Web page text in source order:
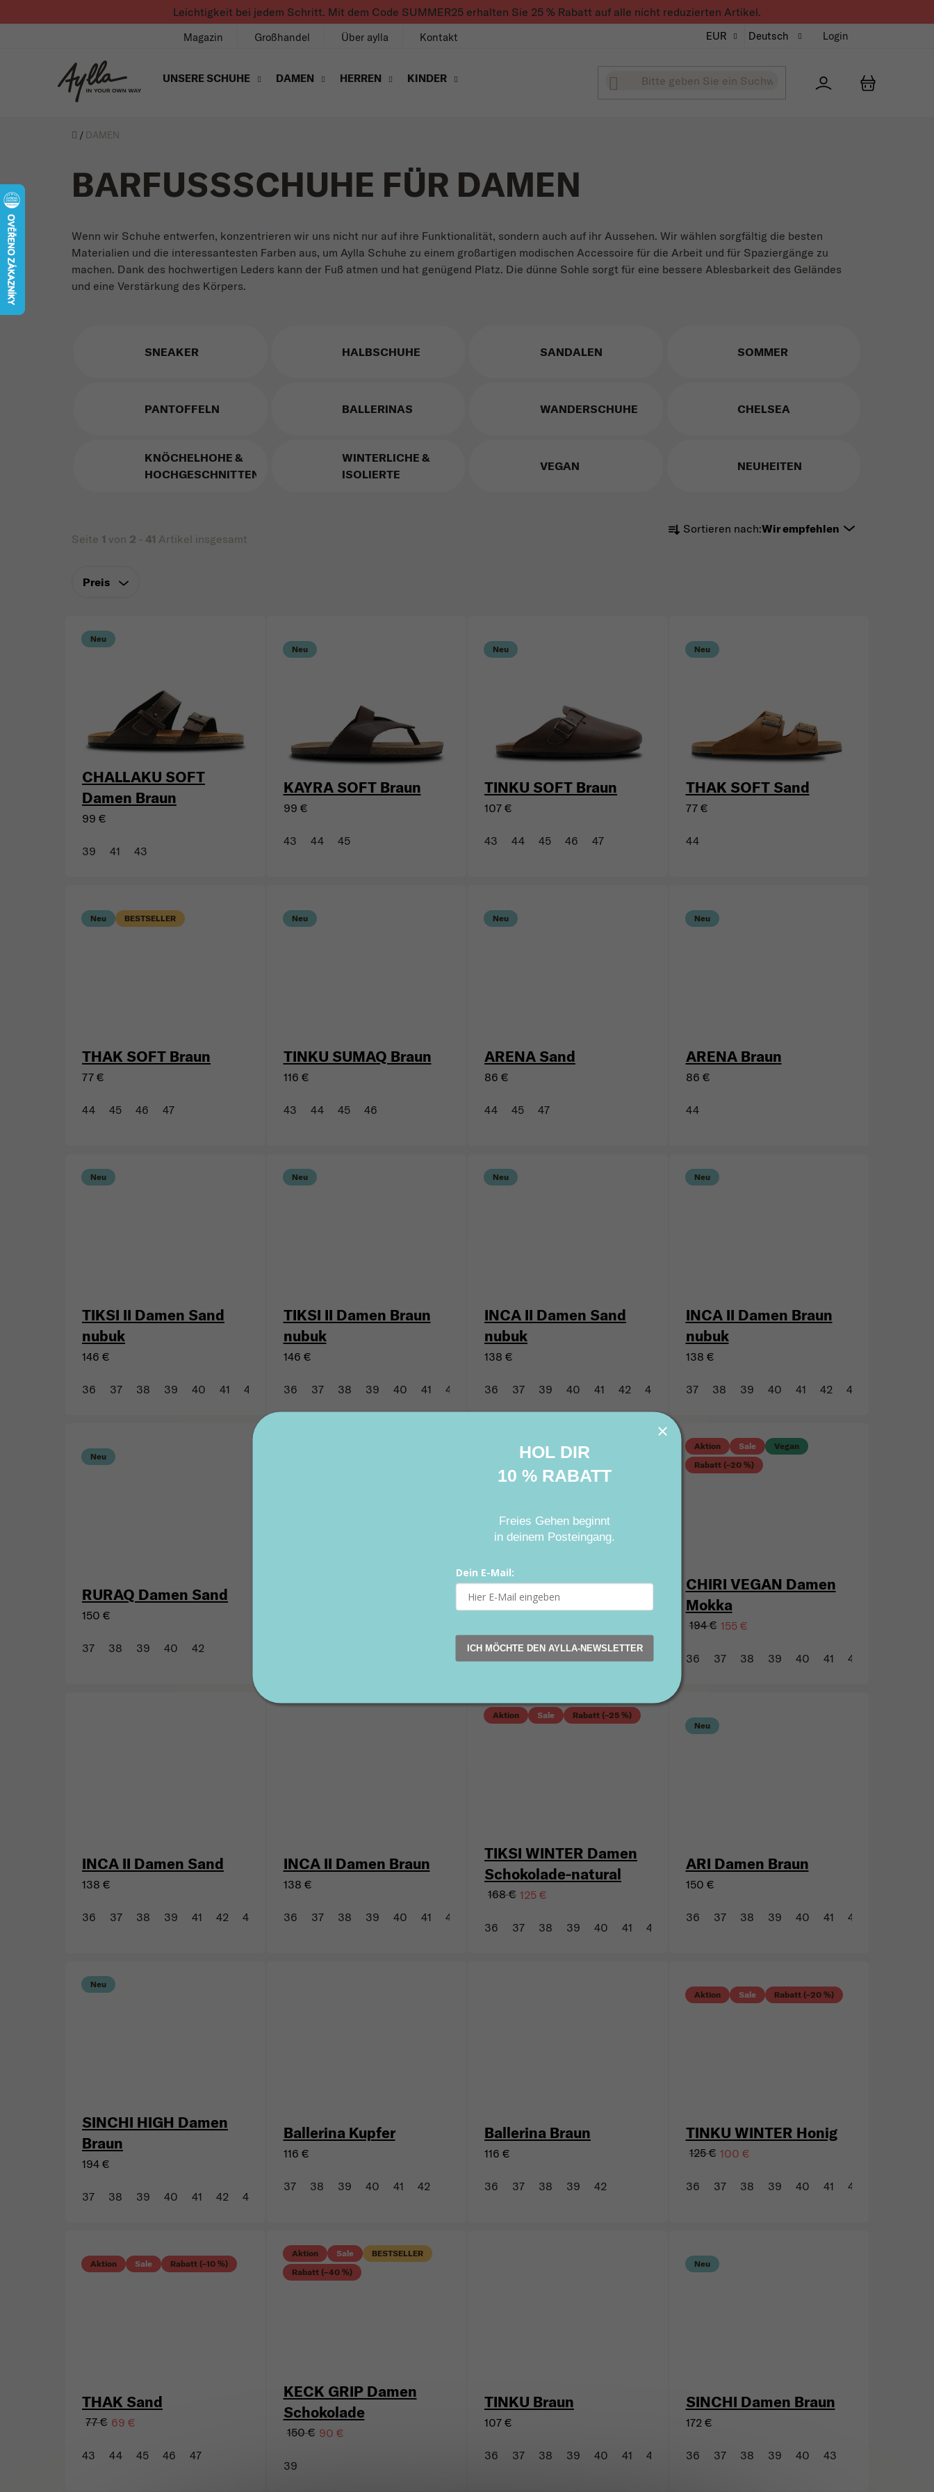
Leichtigkeit bei jedem Schritt. Mit dem Code SUMMER25 erhalten Sie 25 % Rabatt auf alle nicht reduzierten Artikel.
Magazin Großhandel Über aylla Kontakt EUR Deutsch Login
UNSERE SCHUHE DAMEN HERREN KINDER
Úvod
/ DAMEN
BARFUSSSCHUHE FÜR DAMEN
Wenn wir Schuhe entwerfen, konzentrieren wir uns nicht nur auf ihre Funktionalität, sondern auch auf ihr Aussehen. Wir wählen sorgfältig die besten
Materialien und die interessantesten Farben aus, um Aylla Schuhe zu einem großartigen modischen Accessoire für die Arbeit und für Spaziergänge zu
machen. Dank des hochwertigen Leders kann der Fuß atmen und hat genügend Platz. Die dünne Sohle sorgt für eine bessere Ablesbarkeit des Geländes
und eine Verstärkung des Körpers.
SNEAKER HALBSCHUHE SANDALEN SOMMER
PANTOFFELN BALLERINAS WANDERSCHUHE CHELSEA
KNÖCHELHOHE &
HOCHGESCHNITTENE
WINTERLICHE &
ISOLIERTE
VEGAN NEUHEITEN
Seite 1 von 2 - 41 Artikel insgesamt
Sortieren nach:Wir empfehlen
Preis
Neu
CHALLAKU SOFT
Damen Braun
99 €
39 41 43
Neu
KAYRA SOFT Braun
99 €
43 44 45
Neu
TINKU SOFT Braun
107 €
43 44 45 46 47
Neu
THAK SOFT Sand
77 €
44
Neu BESTSELLER
THAK SOFT Braun
77 €
44 45 46 47
Neu
TINKU SUMAQ Braun
116 €
43 44 45 46
Neu
ARENA Sand
86 €
44 45 47
Neu
ARENA Braun
86 €
44
Neu
TIKSI II Damen Sand
nubuk
146 €
36 37 38 39 40 41 42
Neu
TIKSI II Damen Braun
nubuk
146 €
36 37 38 39 40 41 42
Neu
INCA II Damen Sand
nubuk
138 €
36 37 39 40 41 42 43
Neu
INCA II Damen Braun
nubuk
138 €
37 38 39 40 41 42 43
Neu
RURAQ Damen Sand
150 €
37 38 39 40 42
Mit Membran
MITU EVO WP Damen
Braun
36 37 38 39 40 41 42
Aktion Sale
Vegan
Rabatt (–20 %)
CHIRI VEGAN Damen
Mokka
194 € 155 €
36 37 38 39 40 41 42
INCA II Damen Sand
138 €
36 37 38 39 41 42 43
INCA II Damen Braun
138 €
36 37 38 39 40 41 42
Aktion Sale Rabatt (–25 %)
TIKSI WINTER Damen
Schokolade-natural
168 € 125 €
36 37 38 39 40 41 42
Neu
ARI Damen Braun
150 €
36 37 38 39 40 41 42
Neu
SINCHI HIGH Damen
Braun
194 €
37 38 39 40 41 42 43
Ballerina Kupfer
116 €
37 38 39 40 41 42
Ballerina Braun
116 €
36 37 38 39 42
Aktion Sale Rabatt (–20 %)
TINKU WINTER Honig
125 € 100 €
36 37 38 39 40 41 42
Aktion Sale Rabatt (–10 %)
THAK Sand
77 € 69 €
43 44 45 46 47
Aktion Sale
BESTSELLER
Rabatt (–40 %)
KECK GRIP Damen
Schokolade
150 € 90 €
39
TINKU Braun
107 €
36 37 38 39 40 41 42
Neu
SINCHI Damen Braun
172 €
36 37 38 39 40 43
HOL DIR
10 % RABATT
Freies Gehen beginnt
in deinem Posteingang.
Dein E-Mail:
ICH MÖCHTE DEN AYLLA-NEWSLETTER